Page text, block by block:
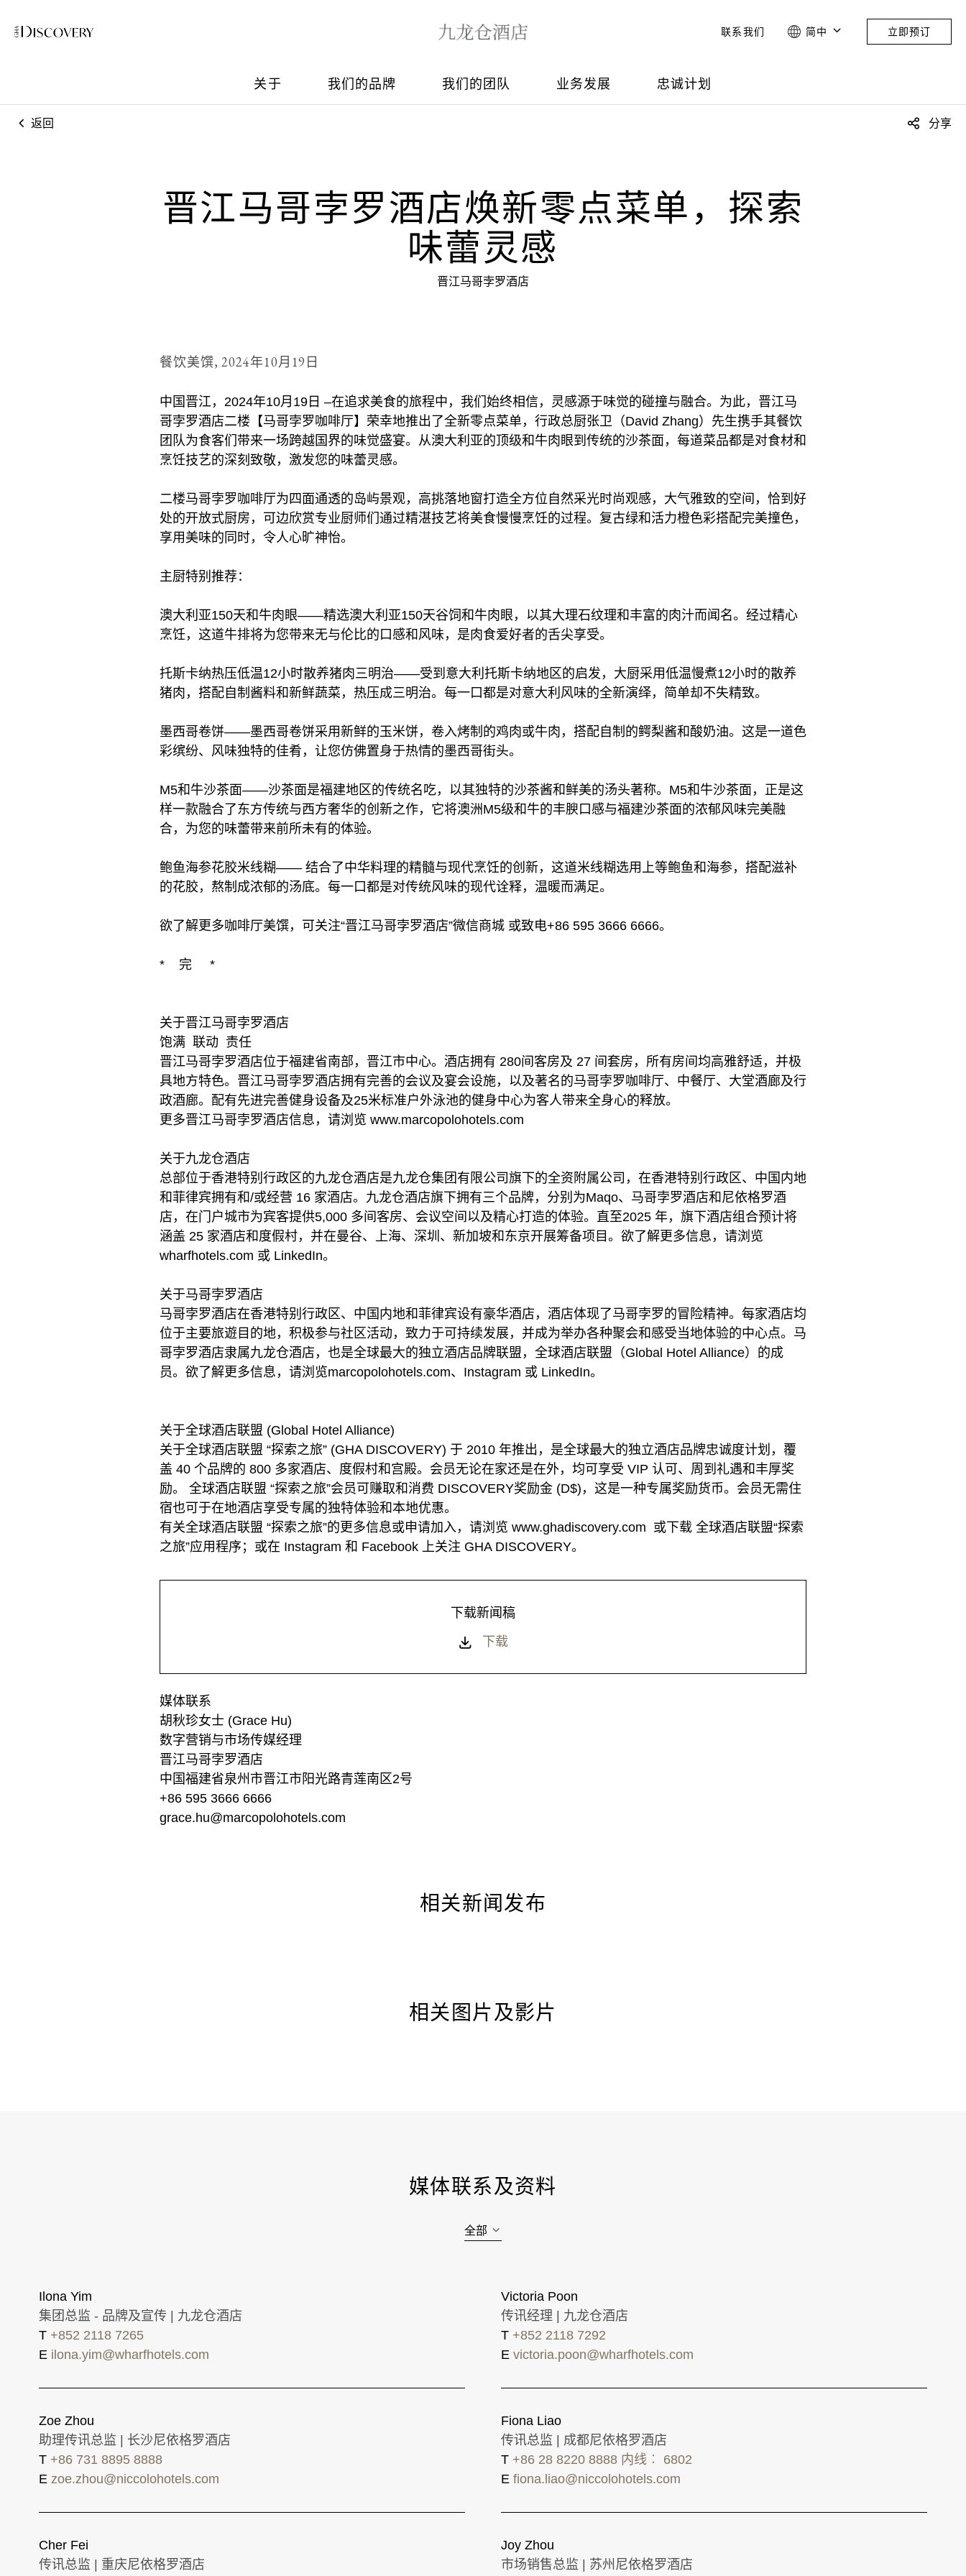
联系我们 简中 立即预订
关于 我们的品牌 我们的团队 业务发展 忠诚计划
返回 分享
晋江马哥孛罗酒店焕新零点菜单，探索
味蕾灵感
晋江马哥孛罗酒店
餐饮美馔,2024年10月19日
中国晋江，2024年10月19日 –在追求美食的旅程中，我们始终相信，灵感源于味觉的碰撞与融合。为此，晋江马
哥孛罗酒店二楼【马哥孛罗咖啡厅】荣幸地推出了全新零点菜单，行政总厨张卫（David Zhang）先生携手其餐饮
团队为食客们带来一场跨越国界的味觉盛宴。从澳大利亚的顶级和牛肉眼到传统的沙茶面，每道菜品都是对食材和
烹饪技艺的深刻致敬，激发您的味蕾灵感。
二楼马哥孛罗咖啡厅为四面通透的岛屿景观，高挑落地窗打造全方位自然采光时尚观感，大气雅致的空间，恰到好
处的开放式厨房，可边欣赏专业厨师们通过精湛技艺将美食慢慢烹饪的过程。复古绿和活力橙色彩搭配完美撞色，
享用美味的同时，令人心旷神怡。
主厨特别推荐：
澳大利亚150天和牛肉眼——精选澳大利亚150天谷饲和牛肉眼，以其大理石纹理和丰富的肉汁而闻名。经过精心
烹饪，这道牛排将为您带来无与伦比的口感和风味，是肉食爱好者的舌尖享受。
托斯卡纳热压低温12小时散养猪肉三明治——受到意大利托斯卡纳地区的启发，大厨采用低温慢煮12小时的散养
猪肉，搭配自制酱料和新鲜蔬菜，热压成三明治。每一口都是对意大利风味的全新演绎，简单却不失精致。
墨西哥卷饼——墨西哥卷饼采用新鲜的玉米饼，卷入烤制的鸡肉或牛肉，搭配自制的鳄梨酱和酸奶油。这是一道色
彩缤纷、风味独特的佳肴，让您仿佛置身于热情的墨西哥街头。
M5和牛沙茶面——沙茶面是福建地区的传统名吃，以其独特的沙茶酱和鲜美的汤头著称。M5和牛沙茶面，正是这
样一款融合了东方传统与西方奢华的创新之作，它将澳洲M5级和牛的丰腴口感与福建沙茶面的浓郁风味完美融
合，为您的味蕾带来前所未有的体验。
鲍鱼海参花胶米线糊—— 结合了中华料理的精髓与现代烹饪的创新，这道米线糊选用上等鲍鱼和海参，搭配滋补
的花胶，熬制成浓郁的汤底。每一口都是对传统风味的现代诠释，温暖而满足。
欲了解更多咖啡厅美馔，可关注“晋江马哥孛罗酒店”微信商城 或致电+86 595 3666 6666。
* 完 *
关于晋江马哥孛罗酒店
饱满 联动 责任
晋江马哥孛罗酒店位于福建省南部，晋江市中心。酒店拥有 280间客房及 27 间套房，所有房间均高雅舒适，并极
具地方特色。晋江马哥孛罗酒店拥有完善的会议及宴会设施，以及著名的马哥孛罗咖啡厅、中餐厅、大堂酒廊及行
政酒廊。配有先进完善健身设备及25米标准户外泳池的健身中心为客人带来全身心的释放。
更多晋江马哥孛罗酒店信息，请浏览 www.marcopolohotels.com
关于九龙仓酒店
总部位于香港特别行政区的九龙仓酒店是九龙仓集团有限公司旗下的全资附属公司，在香港特别行政区、中国内地
和菲律宾拥有和/或经营 16 家酒店。九龙仓酒店旗下拥有三个品牌，分别为Maqo、马哥孛罗酒店和尼依格罗酒
店，在门户城市为宾客提供5,000 多间客房、会议空间以及精心打造的体验。直至2025 年，旗下酒店组合预计将
涵盖 25 家酒店和度假村，并在曼谷、上海、深圳、新加坡和东京开展筹备项目。欲了解更多信息，请浏览
wharfhotels.com 或 LinkedIn。
关于马哥孛罗酒店
马哥孛罗酒店在香港特别行政区、中国内地和菲律宾设有豪华酒店，酒店体现了马哥孛罗的冒险精神。每家酒店均
位于主要旅遊目的地，积极参与社区活动，致力于可持续发展，并成为举办各种聚会和感受当地体验的中心点。马
哥孛罗酒店隶属九龙仓酒店，也是全球最大的独立酒店品牌联盟，全球酒店联盟（Global Hotel Alliance）的成
员。欲了解更多信息，请浏览marcopolohotels.com、Instagram 或 LinkedIn。
关于全球酒店联盟 (Global Hotel Alliance)
关于全球酒店联盟 “探索之旅” (GHA DISCOVERY) 于 2010 年推出，是全球最大的独立酒店品牌忠诚度计划，覆
盖 40 个品牌的 800 多家酒店、度假村和宫殿。会员无论在家还是在外，均可享受 VIP 认可、周到礼遇和丰厚奖
励。 全球酒店联盟 “探索之旅”会员可赚取和消费 DISCOVERY奖励金 (D$)，这是一种专属奖励货币。会员无需住
宿也可于在地酒店享受专属的独特体验和本地优惠。
有关全球酒店联盟 “探索之旅”的更多信息或申请加入，请浏览 www.ghadiscovery.com 或下载 全球酒店联盟“探索
之旅”应用程序；或在 Instagram 和 Facebook 上关注 GHA DISCOVERY。
下载新闻稿
下载
媒体联系
胡秋珍女士 (Grace Hu)
数字营销与市场传媒经理
晋江马哥孛罗酒店
中国福建省泉州市晋江市阳光路青莲南区2号
+86 595 3666 6666
grace.hu@marcopolohotels.com
相关新闻发布
相关图片及影片
媒体联系及资料
全部
Ilona Yim
集团总监 - 品牌及宣传 | 九龙仓酒店
T +852 2118 7265
E ilona.yim@wharfhotels.com
Victoria Poon
传讯经理 | 九龙仓酒店
T +852 2118 7292
E victoria.poon@wharfhotels.com
Zoe Zhou
助理传讯总监 | 长沙尼依格罗酒店
T +86 731 8895 8888
E zoe.zhou@niccolohotels.com
Fiona Liao
传讯总监 | 成都尼依格罗酒店
T +86 28 8220 8888 内线︰ 6802
E fiona.liao@niccolohotels.com
Cher Fei
传讯总监 | 重庆尼依格罗酒店
Joy Zhou
市场销售总监 | 苏州尼依格罗酒店